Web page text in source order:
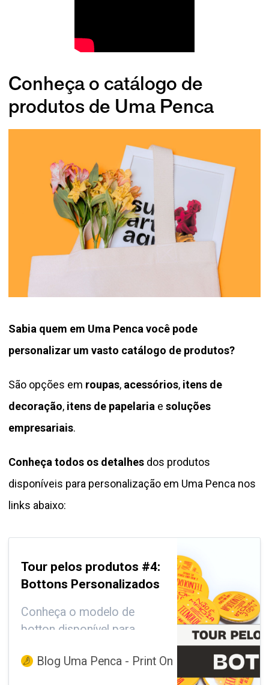
Conheça o catálogo de
produtos de Uma Penca
Sabia quem em Uma Penca você pode
personalizar um vasto catálogo de produtos?
São opções em roupas, acessórios, itens de
decoração, itens de papelaria e soluções
empresariais.
Conheça todos os detalhes dos produtos
disponíveis para personalização em Uma Penca nos
links abaixo:
Tour pelos produtos #4:
Bottons Personalizados
Conheça o modelo de
botton disponível para
Penca.Blog Uma Penca - Print On Demand,